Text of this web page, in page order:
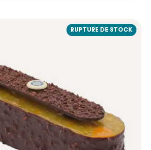
RUPTURE DE STOCK